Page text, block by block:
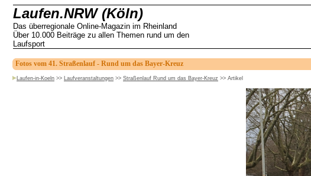
Laufen.NRW (Köln)
Das überregionale Online-Magazin im Rheinland
Über 10.000 Beiträge zu allen Themen rund um den
Laufsport
Fotos vom 41. Straßenlauf - Rund um das Bayer-Kreuz
Laufen-in-Koeln >> Laufveranstaltungen >> Straßenlauf Rund um das Bayer-Kreuz >> Artikel